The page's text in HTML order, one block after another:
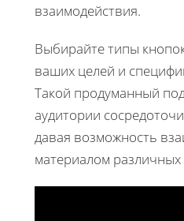
взаимодействия.
Выбирайте типы
ваших целей и
Такой продуманный
аудитории
давая возможность
материалом